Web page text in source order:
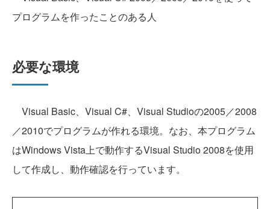
プログラムを作ったことのある人
必要な環境
Visual Basic、Visual C#、Visual Studioの2005／2008
／2010でプログラムが作れる環境。なお、本プログラム
はWindows Vista上で動作するVisual Studio 2008を使用
して作成し、動作確認を行っています。